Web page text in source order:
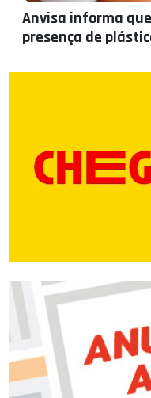
Anvisa informa
presença de